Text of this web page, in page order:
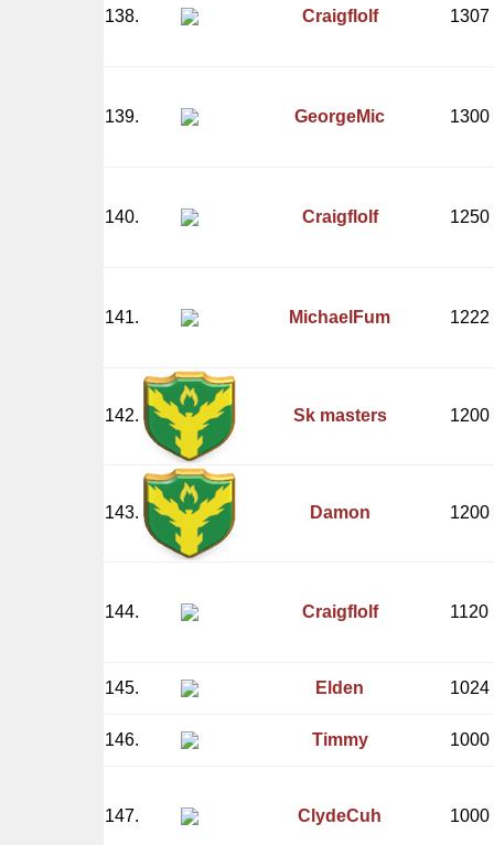
138. Craigflolf 1307
139. GeorgeMic 1300
140. Craigflolf 1250
141. MichaelFum 1222
142. Sk masters 1200
143. Damon 1200
144. Craigflolf 1120
145. Elden 1024
146. Timmy 1000
147. ClydeCuh 1000